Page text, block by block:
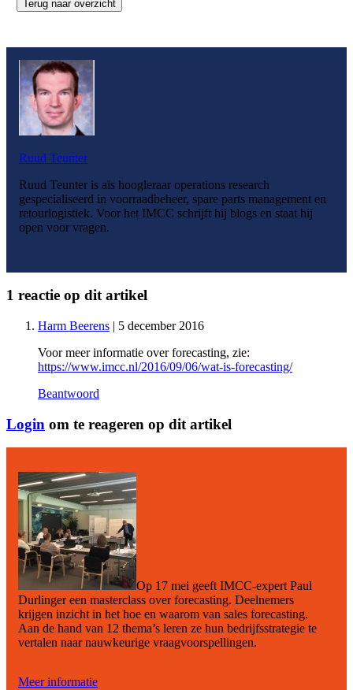
Terug naar overzicht
Ruud Teunter
Ruud Teunter is als hoogleraar operations research
gespecialiseerd in voorraadbeheer, spare parts management en
retourlogistiek. Voor het IMCC schrijft hij blogs en staat hij
open voor vragen.
1 reactie op dit artikel
Harm Beerens | 5 december 2016
Voor meer informatie over forecasting, zie:
https://www.imcc.nl/2016/09/06/wat-is-forecasting/
Beantwoord
Login om te reageren op dit artikel
Op 17 mei geeft IMCC-expert Paul
Durlinger een masterclass over forecasting. Deelnemers
krijgen inzicht in het hoe en waarom van sales forecasting.
Aan de hand van 12 thema’s leren ze hun bedrijfsstrategie te
vertalen naar nauwkeurige vraagvoorspellingen.
Meer informatie